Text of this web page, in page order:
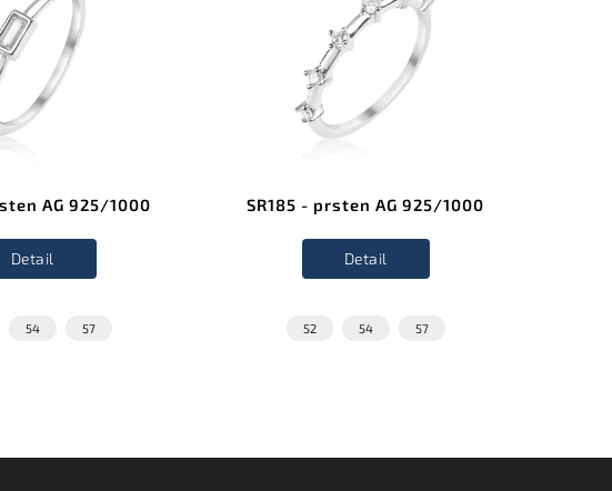
AG 925/1000
Detail
54 57
SR185 - prsten AG 925/1000
Detail
52 54 57